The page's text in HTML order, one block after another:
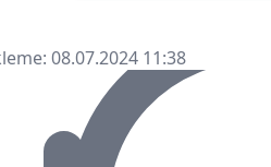
08.07.2024 11:38